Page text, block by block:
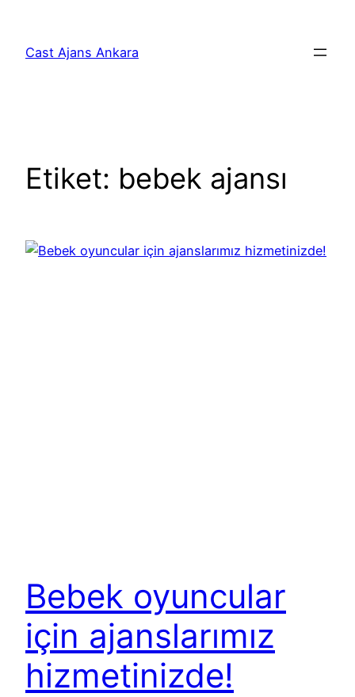
Cast Ajans Ankara
Etiket: bebek ajansı
Bebek oyuncular
için ajanslarımız
hizmetinizde!